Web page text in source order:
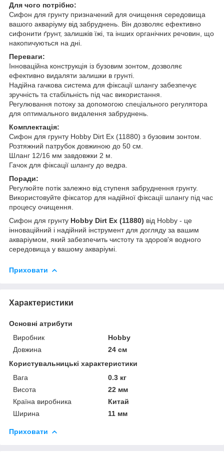
Для чого потрібно:
Сифон для грунту призначений для очищення середовища
вашого акваріуму від забруднень. Він дозволяє ефективно
сифонити ґрунт, залишків їжі, та інших органічних речовин, що
накопичуються на дні.
Переваги:
Інноваційна конструкція із бузовим зонтом, дозволяє
ефективно видаляти залишки в грунті.
Надійна гачкова система для фіксації шлангу забезпечує
зручність та стабільність під час використання.
Регулювання потоку за допомогою спеціального регулятора
для оптимального видалення забруднень.
Комплектація:
Сифон для грунту Hobby Dirt Ex (11880) з бузовим зонтом.
Розтяжний патрубок довжиною до 50 см.
Шланг 12/16 мм завдовжки 2 м.
Гачок для фіксації шлангу до ведра.
Поради:
Регулюйте потік залежно від ступеня забруднення грунту.
Використовуйте фіксатор для надійної фіксації шлангу під час
процесу очищення.
Сифон для грунту Hobby Dirt Ex (11880) від Hobby - це
інноваційний і надійний інструмент для догляду за вашим
акваріумом, який забезпечить чистоту та здоров'я водного
середовища у вашому акваріумі.
Приховати
Характеристики
Основні атрибути
Виробник
Hobby
Довжина
24 см
Користувальницькі характеристики
Вага
0.3 кг
Висота
22 мм
Країна виробника
Китай
Ширина
11 мм
Приховати